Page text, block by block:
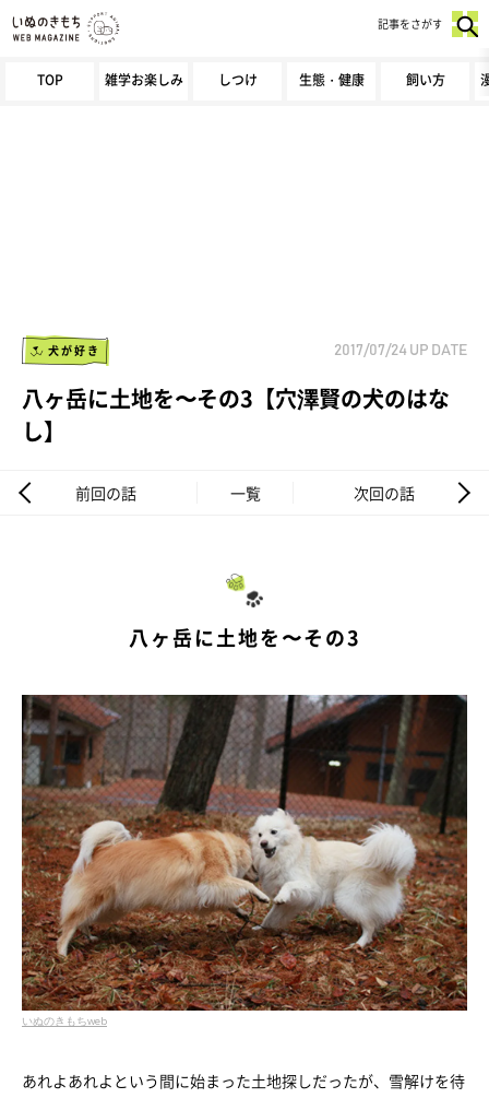
TOP 雑学お楽しみ しつけ 生態・健康 飼い方
記事をさがす
犬が好き 2017/07/24 UP DATE
八ヶ岳に土地を〜その3【穴澤賢の犬のはな
し】
前回の話 一覧 次回の話
八ヶ岳に土地を〜その3
いぬのきもちweb
あれよあれよという間に始まった土地探しだったが、雪解けを待